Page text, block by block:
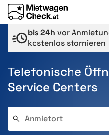
bis 24h vor
kostenlos stornieren
Telefonische
Service Centers
Anmietort